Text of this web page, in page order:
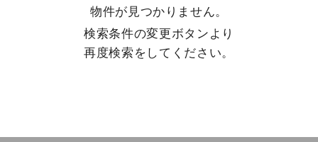
物件が見つかりません。
検索条件の変更ボタンより
再度検索をしてください。